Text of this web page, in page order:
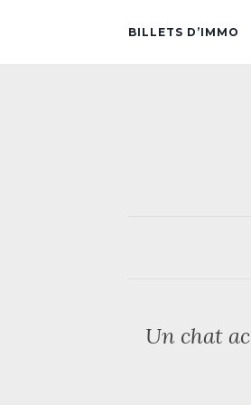
BILLETS D’IMMO
Un chat